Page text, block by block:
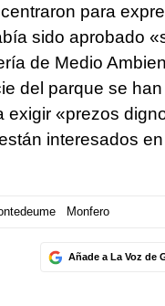
para
sido aprobado «
de Medio
del parque se
exigir «prezos
interesados
Monfero
Añade a La Voz de